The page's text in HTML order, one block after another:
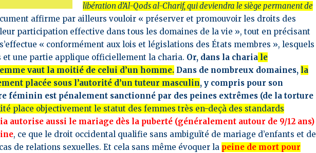
libération d’Al-Qods al-Charif, qui deviendra le siège permanent de
affirme par ailleurs vouloir « préserver et promouvoir les droits des
participation effective dans tous les domaines de la vie », tout en précisant
« conformément aux lois et législations des États membres », lesquels
et une partie applique officiellement la charia. Or, dans la charia le
vaut la moitié de celui d’un homme. Dans de nombreux domaines, la
placée sous l’autorité d’un tuteur masculin, y compris pour son
féminin est pénalement sanctionné par des peines extrêmes (de la torture
place objectivement le statut des femmes très en-deçà des standards
autorise aussi le mariage dès la puberté (généralement autour de 9/12 ans)
, ce que le droit occidental qualifie sans ambiguïté de mariage d’enfants et de
de relations sexuelles. Et cela sans même évoquer la peine de mort pour